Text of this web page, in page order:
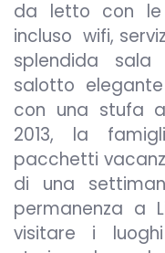
da letto con le
incluso wifi,
splendida
salotto
con una stufa
2013, la
pacchetti
di una
permanenza a
visitare i